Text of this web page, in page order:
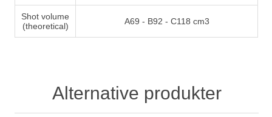
Shot volume
(theoretical)
A69 - B92 - C118 cm3
Alternative produkter